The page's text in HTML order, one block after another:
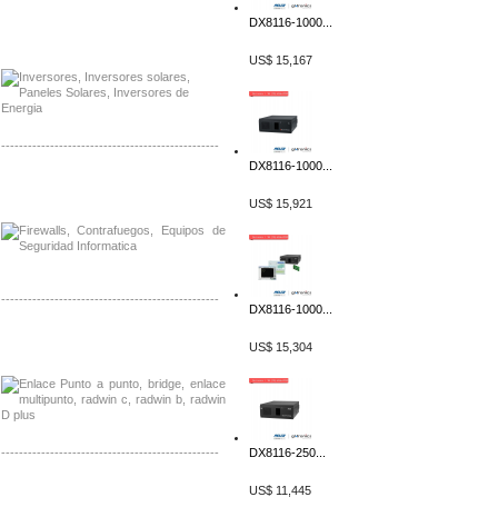
-------------------------------------------------
-------------------------------------------------
-------------------------------------------------
DX8116-1000...
US$ 15,167
DX8116-1000...
US$ 15,921
DX8116-1000...
US$ 15,304
DX8116-250...
US$ 11,445